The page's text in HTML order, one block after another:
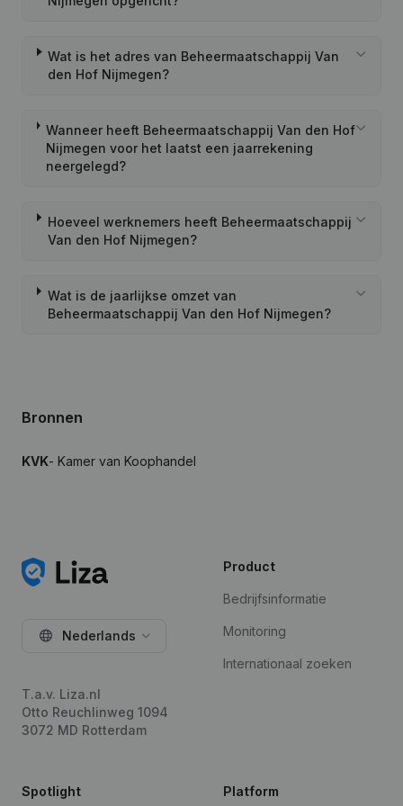
Wat is het adres van Beheermaatschappij Van
den Hof Nijmegen?
Wanneer heeft Beheermaatschappij Van den Hof
Nijmegen voor het laatst een jaarrekening
neergelegd?
Hoeveel werknemers heeft Beheermaatschappij
Van den Hof Nijmegen?
Wat is de jaarlijkse omzet van
Beheermaatschappij Van den Hof Nijmegen?
Bronnen
KVK- Kamer van Koophandel
Nederlands
T.a.v. Liza.nl
Otto Reuchlinweg 1094
3072 MD Rotterdam
Product
Bedrijfsinformatie
Monitoring
Internationaal zoeken
Spotlight Platform